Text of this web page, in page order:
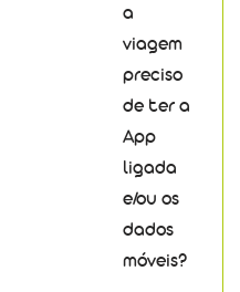
a
viagem
preciso
de ter a
App
ligada
e/ou os
dados
móveis?